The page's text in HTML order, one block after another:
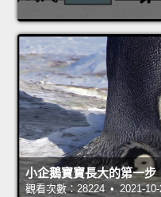
小企鵝寶寶長大的第一步
觀看次數：28224 • 2021-10-